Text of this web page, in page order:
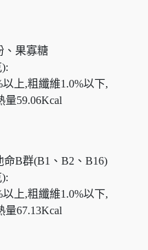
、果寡糖
上,粗纖維1.0%以下,
量59.06Kcal
B群(B1、B2、B16)
上,粗纖維1.0%以下,
量67.13Kcal